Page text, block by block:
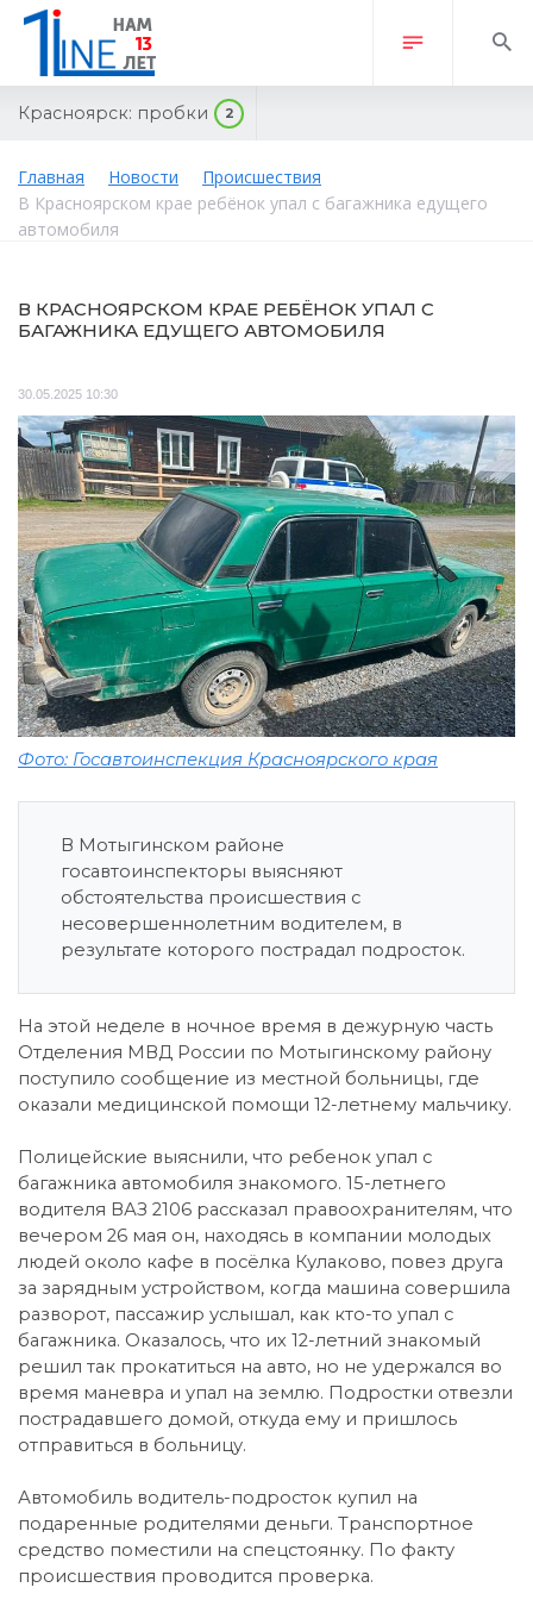
Красноярск: пробки 2
Главная Новости
Происшествия
В Красноярском крае ребёнок упал с багажника едущего
автомобиля
В КРАСНОЯРСКОМ КРАЕ РЕБЁНОК УПАЛ С
БАГАЖНИКА ЕДУЩЕГО АВТОМОБИЛЯ
30.05.2025 10:30
Фото: Госавтоинспекция Красноярского края
В Мотыгинском районе
госавтоинспекторы выясняют
обстоятельства происшествия с
несовершеннолетним водителем, в
результате которого пострадал подросток.
На этой неделе в ночное время в дежурную часть
Отделения МВД России по Мотыгинскому району
поступило сообщение из местной больницы, где
оказали медицинской помощи 12-летнему мальчику.
Полицейские выяснили, что ребенок упал с
багажника автомобиля знакомого. 15-летнего
водителя ВАЗ 2106 рассказал правоохранителям, что
вечером 26 мая он, находясь в компании молодых
людей около кафе в посёлка Кулаково, повез друга
за зарядным устройством, когда машина совершила
разворот, пассажир услышал, как кто-то упал с
багажника. Оказалось, что их 12-летний знакомый
решил так прокатиться на авто, но не удержался во
время маневра и упал на землю. Подростки отвезли
пострадавшего домой, откуда ему и пришлось
отправиться в больницу.
Автомобиль водитель-подросток купил на
подаренные родителями деньги. Транспортное
средство поместили на спецстоянку. По факту
происшествия проводится проверка.